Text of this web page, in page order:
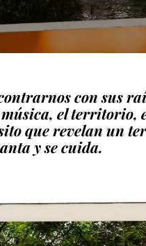
con sus
el territorio,
que revelan un
y se cuida.